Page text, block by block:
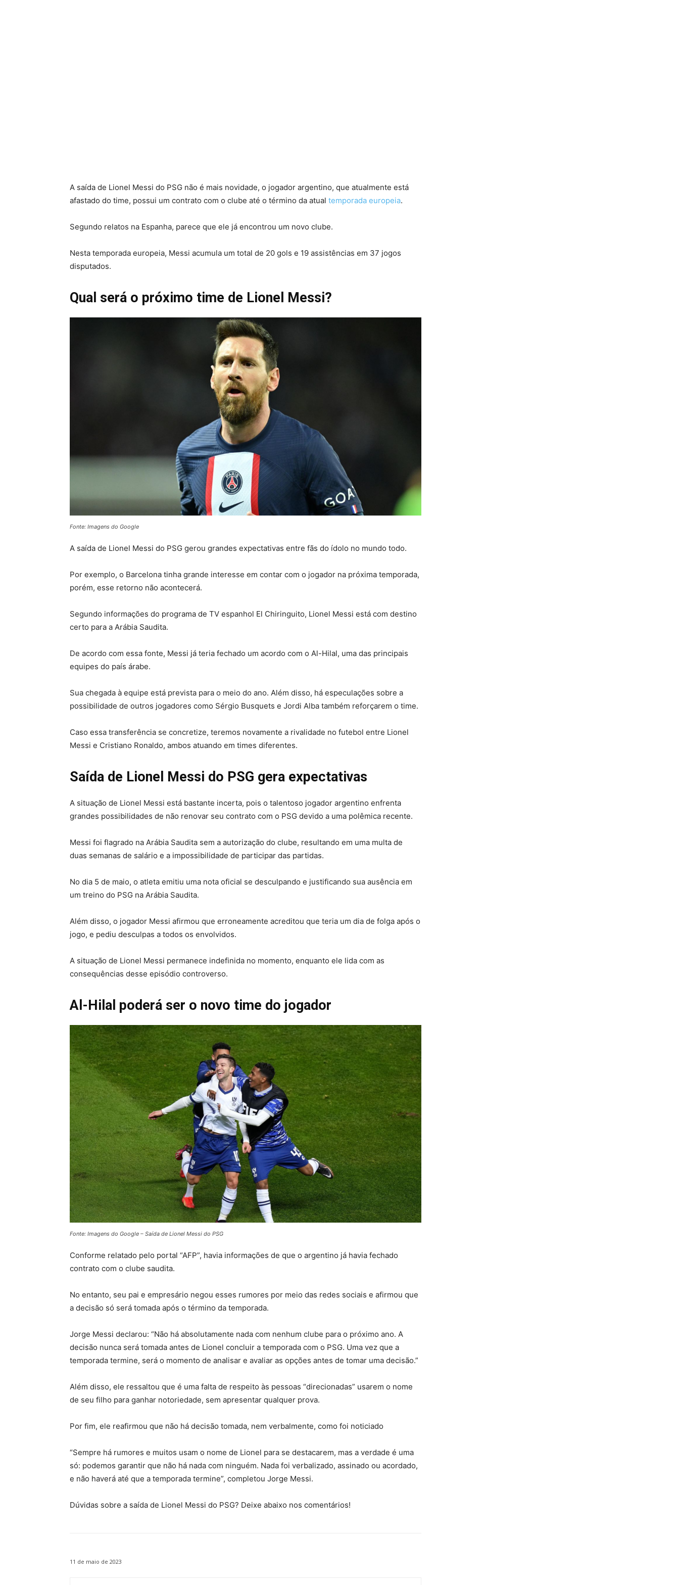
A saída de Lionel Messi do PSG não é mais novidade, o jogador argentino, que atualmente está
afastado do time, possui um contrato com o clube até o término da atual temporada europeia.
Segundo relatos na Espanha, parece que ele já encontrou um novo clube.
Nesta temporada europeia, Messi acumula um total de 20 gols e 19 assistências em 37 jogos
disputados.
Qual será o próximo time de Lionel Messi?
Fonte: Imagens do Google
A saída de Lionel Messi do PSG gerou grandes expectativas entre fãs do ídolo no mundo todo.
Por exemplo, o Barcelona tinha grande interesse em contar com o jogador na próxima temporada,
porém, esse retorno não acontecerá.
Segundo informações do programa de TV espanhol El Chiringuito, Lionel Messi está com destino
certo para a Arábia Saudita.
De acordo com essa fonte, Messi já teria fechado um acordo com o Al-Hilal, uma das principais
equipes do país árabe.
Sua chegada à equipe está prevista para o meio do ano. Além disso, há especulações sobre a
possibilidade de outros jogadores como Sérgio Busquets e Jordi Alba também reforçarem o time.
Caso essa transferência se concretize, teremos novamente a rivalidade no futebol entre Lionel
Messi e Cristiano Ronaldo, ambos atuando em times diferentes.
Saída de Lionel Messi do PSG gera expectativas
A situação de Lionel Messi está bastante incerta, pois o talentoso jogador argentino enfrenta
grandes possibilidades de não renovar seu contrato com o PSG devido a uma polêmica recente.
Messi foi flagrado na Arábia Saudita sem a autorização do clube, resultando em uma multa de
duas semanas de salário e a impossibilidade de participar das partidas.
No dia 5 de maio, o atleta emitiu uma nota oficial se desculpando e justificando sua ausência em
um treino do PSG na Arábia Saudita.
Além disso, o jogador Messi afirmou que erroneamente acreditou que teria um dia de folga após o
jogo, e pediu desculpas a todos os envolvidos.
A situação de Lionel Messi permanece indefinida no momento, enquanto ele lida com as
consequências desse episódio controverso.
Al-Hilal poderá ser o novo time do jogador
Fonte: Imagens do Google – Saída de Lionel Messi do PSG
Conforme relatado pelo portal “AFP”, havia informações de que o argentino já havia fechado
contrato com o clube saudita.
No entanto, seu pai e empresário negou esses rumores por meio das redes sociais e afirmou que
a decisão só será tomada após o término da temporada.
Jorge Messi declarou: “Não há absolutamente nada com nenhum clube para o próximo ano. A
decisão nunca será tomada antes de Lionel concluir a temporada com o PSG. Uma vez que a
temporada termine, será o momento de analisar e avaliar as opções antes de tomar uma decisão.”
Além disso, ele ressaltou que é uma falta de respeito às pessoas “direcionadas” usarem o nome
de seu filho para ganhar notoriedade, sem apresentar qualquer prova.
Por fim, ele reafirmou que não há decisão tomada, nem verbalmente, como foi noticiado
“Sempre há rumores e muitos usam o nome de Lionel para se destacarem, mas a verdade é uma
só: podemos garantir que não há nada com ninguém. Nada foi verbalizado, assinado ou acordado,
e não haverá até que a temporada termine”, completou Jorge Messi.
Dúvidas sobre a saída de Lionel Messi do PSG? Deixe abaixo nos comentários!
11 de maio de 2023